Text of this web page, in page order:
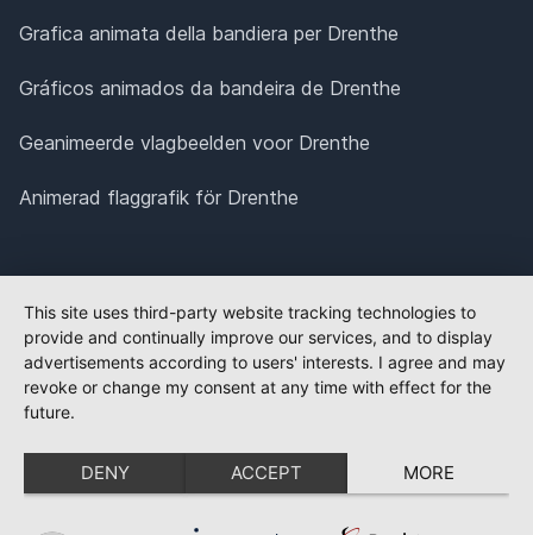
Grafica animata della bandiera per Drenthe
Gráficos animados da bandeira de Drenthe
Geanimeerde vlagbeelden voor Drenthe
Animerad flaggrafik för Drenthe
This site uses third-party website tracking technologies to
provide and continually improve our services, and to display
advertisements according to users' interests. I agree and may
revoke or change my consent at any time with effect for the
future.
DENY ACCEPT MORE